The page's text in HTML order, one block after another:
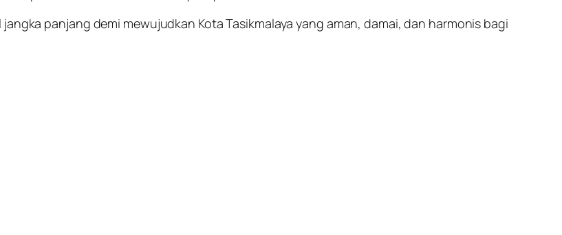
panjang demi mewujudkan Kota Tasikmalaya yang aman, damai, dan harmonis bagi